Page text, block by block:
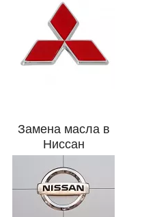
Замена масла в
Ниссан